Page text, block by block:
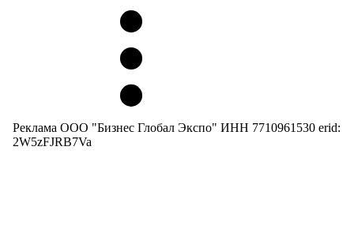
Реклама ООО "Бизнес Глобал Экспо" ИНН 7710961530 erid:
2W5zFJRB7Va